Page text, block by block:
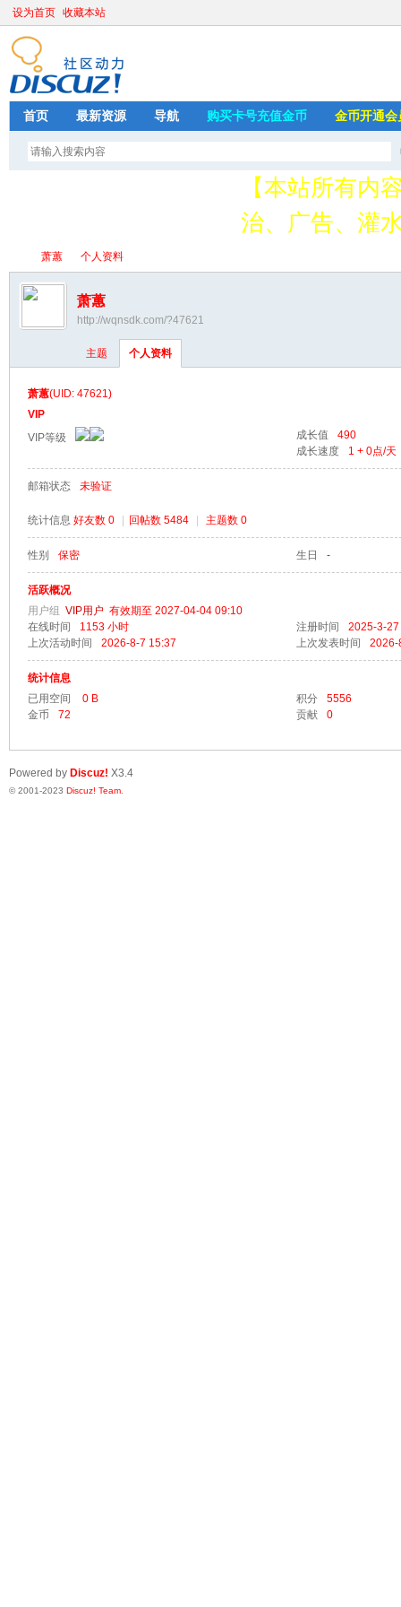
设为首页 收藏本站
首页 最新资源 导航 购买卡号充值金币 金币开通会
【本站所有内
治、广告、灌
›
萧蕙
›
个人资料
萧蕙
http://wqnsdk.com/?47621
主题 个人资料
萧蕙(UID: 47621)
VIP
VIP等级
成长值
490
成长速度
1 + 0点/天
邮箱状态 未验证
统计信息 好友数 0 回帖数 5484 主题数 0
性别 保密 生日 -
活跃概况
用户组 VIP用户 有效期至 2027-04-04 09:10
在线时间
1153 小时 注册时间
2025-3-
上次活动时间
2026-8-7 15:37 上次发表时间 2026-
统计信息
已用空间
0 B 积分
5556
金币
72 贡献 0
Powered by Discuz! X3.4
© 2001-2023 Discuz! Team.